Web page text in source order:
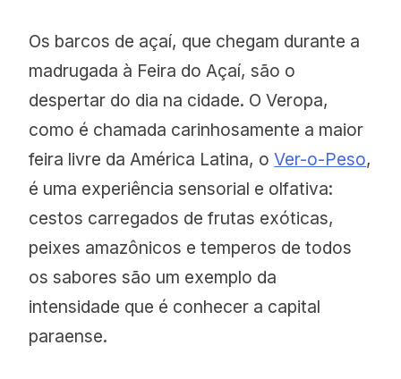
Os barcos de açaí, que chegam durante a
madrugada à Feira do Açaí, são o
despertar do dia na cidade. O Veropa,
como é chamada carinhosamente a maior
feira livre da América Latina, oVer-o-Peso,
é uma experiência sensorial e olfativa:
cestos carregados de frutas exóticas,
peixes amazônicos e temperos de todos
os sabores são um exemplo da
intensidade que é conhecer a capital
paraense.